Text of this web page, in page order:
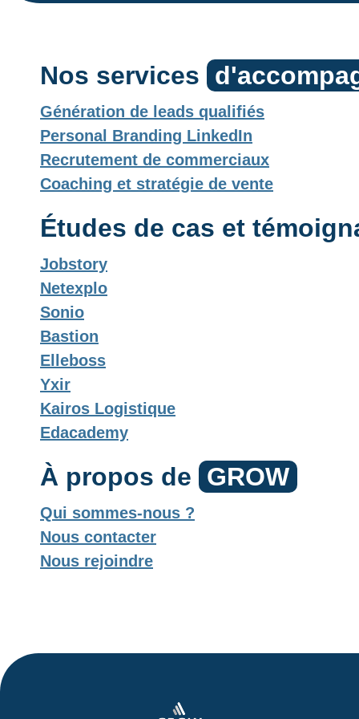
Plan
en
Nos services
Génération de leads qualifiés
Personal Branding LinkedIn
Recrutement de commerciaux
Coaching et stratégie de vente
Études de cas et
Jobstory
Netexplo
Sonio
Bastion
Elleboss
Yxir
Kairos Logistique
Edacademy
À propos de GROW
Qui sommes-nous ?
Nous contacter
Nous rejoindre